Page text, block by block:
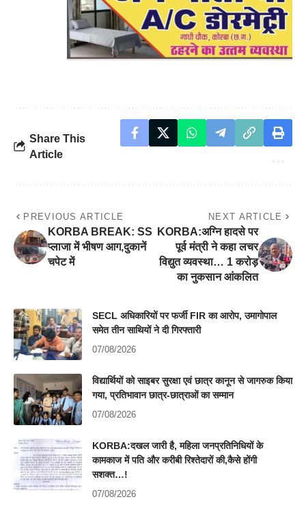
Share This
Article
PREVIOUS ARTICLE
KORBA BREAK: SS
प्लाजा में भीषण आग,दुकानें
चपेट में
NEXT ARTICLE
KORBA:अग्नि हादसे पर
पूर्व मंत्री ने कहा लचर
विद्युत व्यवस्था… 1 करोड़
का नुकसान आंकलित
SECL अधिकारियों पर फर्जी FIR का आरोप, उमागोपाल
समेत तीन साथियों ने दी गिरफ्तारी
07/08/2026
विद्यार्थियों को साइबर सुरक्षा एवं छात्र कानून से जागरुक किया
गया, प्रतिभावान छात्र-छात्राओं का सम्मान
07/08/2026
KORBA:दखल जारी है, महिला जनप्रतिनिधियों के
कामकाज में पति और करीबी रिश्तेदारों की,कैसे होंगी
सशक्त…!
07/08/2026